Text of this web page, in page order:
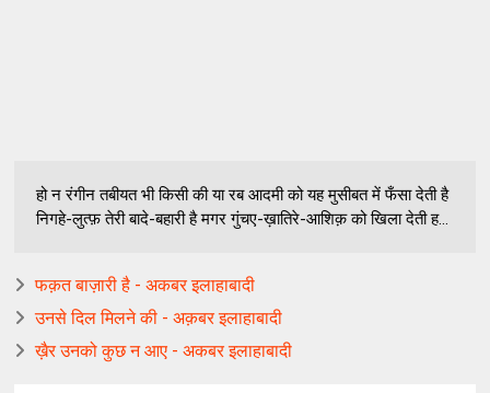
हो न रंगीन तबीयत भी किसी की या रब आदमी को यह मुसीबत में फँसा देती है
निगहे-लुत्फ़ तेरी बादे-बहारी है मगर गुंचए-ख़ातिरे-आशिक़ को खिला देती ह...
फक़त बाज़ारी है - अकबर इलाहाबादी
उनसे दिल मिलने की - अक़बर इलाहाबादी
ख़ैर उनको कुछ न आए - अकबर इलाहाबादी